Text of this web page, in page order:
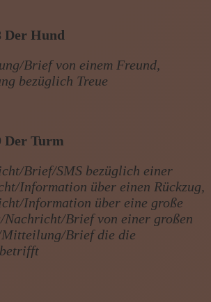
Der Hund
Brief von einem Freund,
bezüglich Treue
Der Turm
Brief/SMS bezüglich einer
Information über einen Rückzug,
Information über eine große
Brief von einer großen
Brief die die